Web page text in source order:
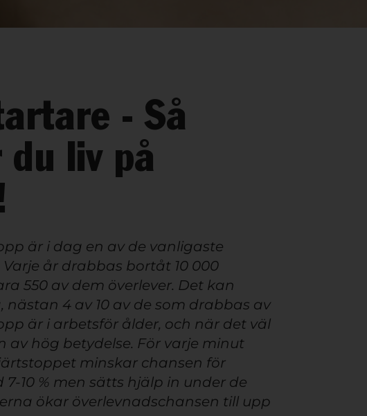
- Så
du liv på
är i dag en av de vanligaste
år drabbas bortåt 10 000
550 av dem överlever. Det kan
nästan 4 av 10 av de som drabbas av
är i arbetsför ålder, och när det väl
av hög betydelse. För varje minut
minskar chansen för
10 % men sätts hjälp in under de
ökar överlevnadschansen till upp